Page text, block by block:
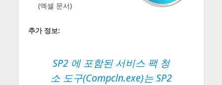
(엑셀 문서)
추가 정보:
SP2 에 포함된 서비스 팩 청
소 도구(Compcln.exe)는 SP2